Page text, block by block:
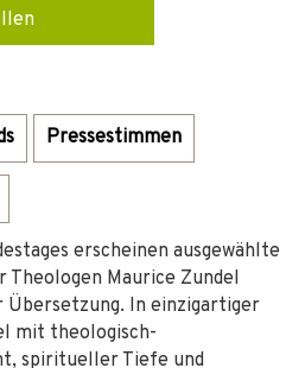
Pressestimmen
erscheinen ausgewählte
Theologen Maurice Zundel
Übersetzung. In einzigartiger
mit theologisch-
spiritueller Tiefe und